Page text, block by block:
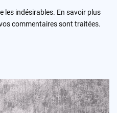
les indésirables. En savoir plus
commentaires sont traitées.